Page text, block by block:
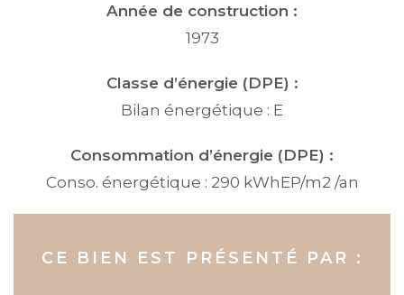
Année de construction :
1973
Classe d’énergie (DPE) :
Bilan énergétique : E
Consommation d’énergie (DPE) :
Conso. énergétique : 290 kWhEP/m2 /an
CE BIEN EST PRÉSENTÉ PAR :